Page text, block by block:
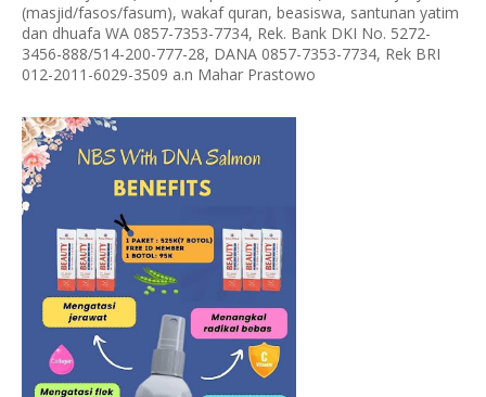
(masjid/fasos/fasum), wakaf quran, beasiswa, santunan yatim
dan dhuafa WA 0857-7353-7734, Rek. Bank DKI No. 5272-
3456-888/514-200-777-28, DANA 0857-7353-7734, Rek BRI
012-2011-6029-3509 a.n Mahar Prastowo